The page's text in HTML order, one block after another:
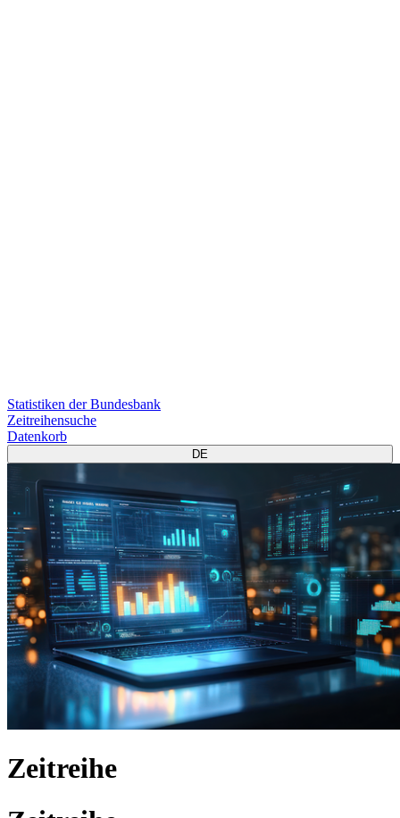
Statistiken der Bundesbank
Zeitreihensuche
Datenkorb
DE
Zeitreihe